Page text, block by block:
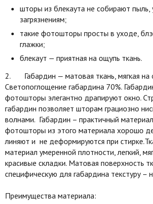
шторы из блекаута не собирают пыль,
загрязнениям;
такие фотошторы просты в уходе,
глажки;
блекаут — приятная на ощупь ткань.
2. Габардин — матовая ткань, мягкая на
Светопоглощение габардина 70%.
фотошторы элегантно драпируют окно.
габардин позволяет шторам грациозно
волнами. Габардин – практичный
фотошторы из этого материала хорошо
линяют и не деформируются при
материал умеренной плотности, легкий,
красивые складки. Матовая поверхность
специфическую для габардина текстуру –
Преимущества материала: